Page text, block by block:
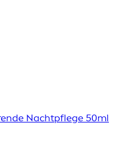
Nachtpflege 50ml